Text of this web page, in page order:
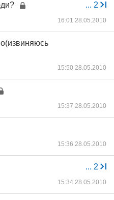
... 2
16:01 28.05.2010
15:50 28.05.2010
15:37 28.05.2010
15:36 28.05.2010
... 2
15:34 28.05.2010